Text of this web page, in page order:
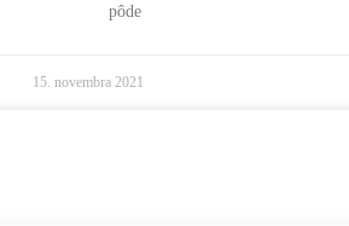
pôde
15. novembra 2021